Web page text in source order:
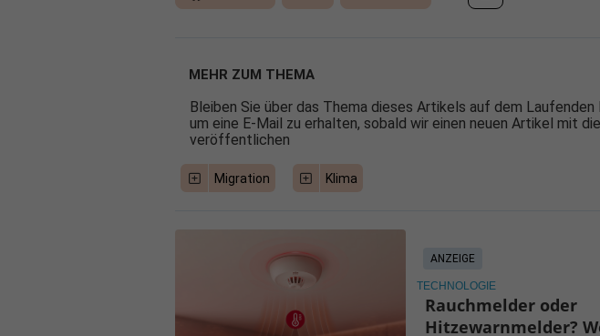
MEHR ZUM THEMA
Bleiben Sie über das Thema dieses Artikels auf dem Laufenden
um eine E-Mail zu erhalten, sobald wir einen neuen Artikel mit
veröffentlichen
Migration Klima
ANZEIGE
TECHNOLOGIE
Rauchmelder oder
Hitzewarnmelder?